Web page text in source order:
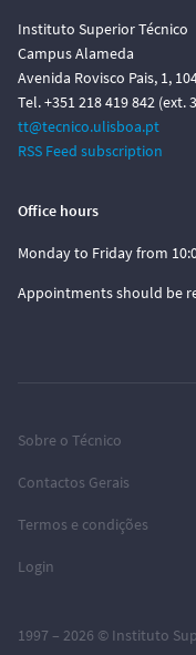
Instituto Superior Técnico
Campus Alameda
Avenida Rovisco Pais, 1,
Tel. +351 218 419 842 (ext.
tt@tecnico.ulisboa.pt
RSS Feed subscription
Office hours
Monday to Friday from
Appointments should be
Sobre o Técnico
Contactos Gerais
Termos e condições
Login
1997 – 2026 © Instituto